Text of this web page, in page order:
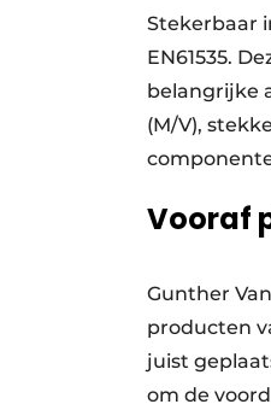
Stekerbaar
EN61535.
belangrijke
(M/V),
Vooraf
Gunther
producten
juist
om de